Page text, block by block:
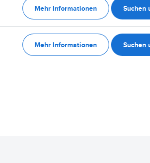
Mehr Informationen Suchen
Mehr Informationen Suchen